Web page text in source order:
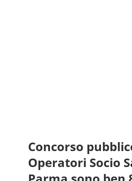
Concorso
Operatori Socio